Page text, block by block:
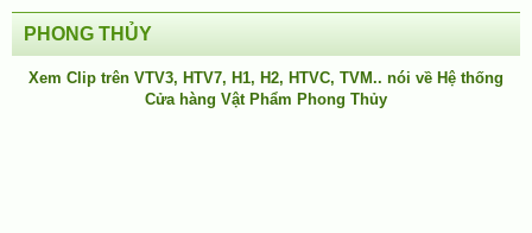
PHONG THỦY
Xem Clip trên VTV3, HTV7, H1, H2, HTVC, TVM.. nói về Hệ thống
Cửa hàng Vật Phẩm Phong Thủy